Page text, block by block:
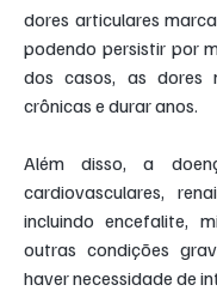
dores articulares
podendo persistir por
dos casos, as dores
crônicas e durar anos.
Além disso, a
cardiovasculares,
incluindo encefalite,
outras condições
haver necessidade de